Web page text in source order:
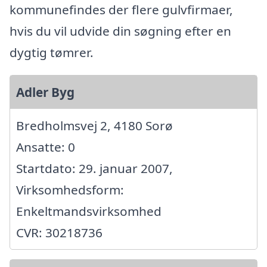
kommunefindes der flere gulvfirmaer,
hvis du vil udvide din søgning efter en
dygtig tømrer.
Adler Byg
Bredholmsvej 2, 4180 Sorø
Ansatte: 0
Startdato: 29. januar 2007,
Virksomhedsform:
Enkeltmandsvirksomhed
CVR: 30218736